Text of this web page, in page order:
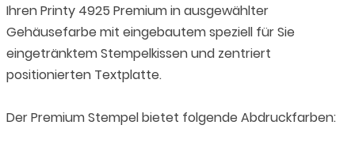
Ihren Printy 4925 Premium in ausgewählter
Gehäusefarbe mit eingebautem speziell für Sie
eingetränktem Stempelkissen und zentriert
positionierten Textplatte.
Der Premium Stempel bietet folgende Abdruckfarben: